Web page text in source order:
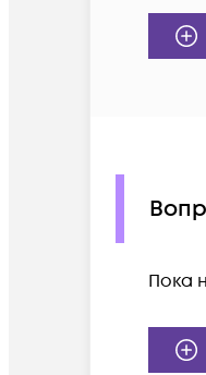
Пока